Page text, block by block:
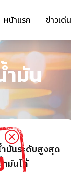
หน้าแรก ข่าวเด่น
ำมัน
มันระดับสูงสุด
ำมันได้